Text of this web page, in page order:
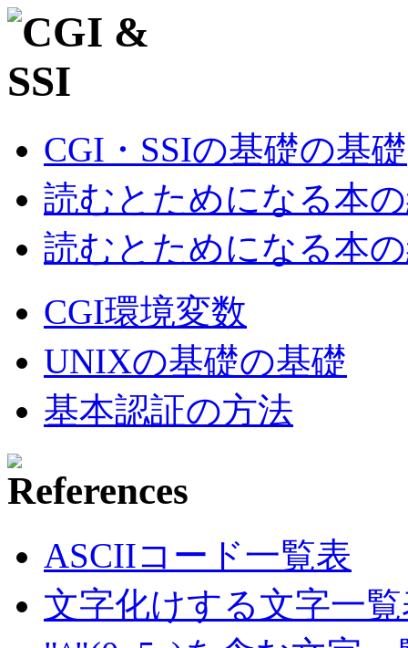
CGI・SSIの基礎の基礎
読むとためになる本
読むとためになる本
CGI環境変数
UNIXの基礎の基礎
基本認証の方法
ASCIIコード一覧表
文字化けする文字一